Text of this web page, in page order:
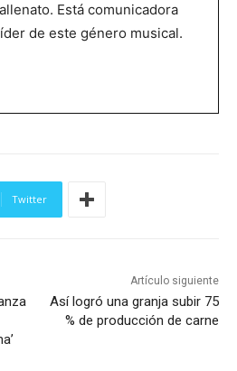
Está comunicadora
de este género musical.
Twitter
Artículo siguiente
Así logró una granja subir 75
% de producción de carne